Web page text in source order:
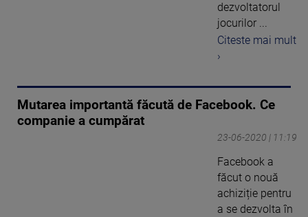
dezvoltatorul
jocurilor ...
Citeste mai mult
›
Mutarea importantă făcută de Facebook. Ce
companie a cumpărat
23-06-2020 | 11:19
Facebook a
făcut o nouă
achiziție pentru
a se dezvolta în